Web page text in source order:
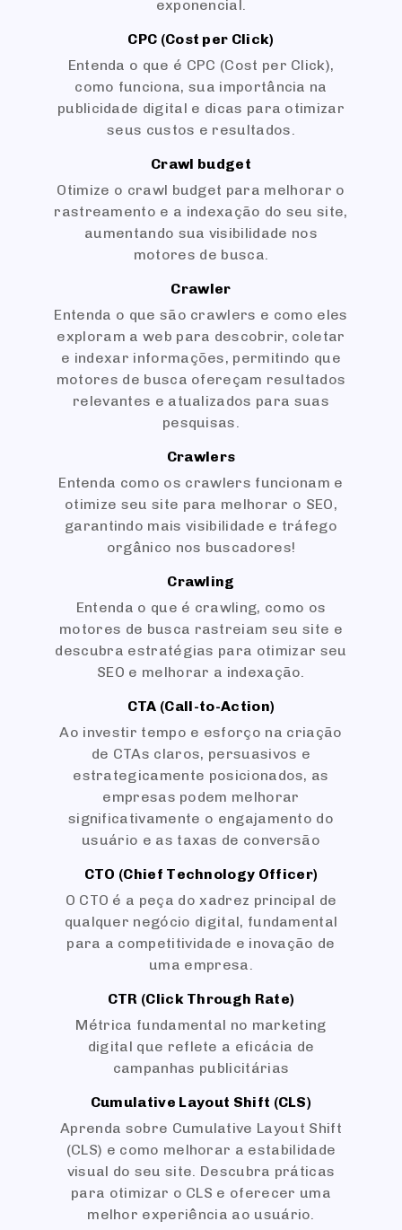
exponencial.
CPC (Cost per Click)
Entenda o que é CPC (Cost per Click),
como funciona, sua importância na
publicidade digital e dicas para otimizar
seus custos e resultados.
Crawl budget
Otimize o crawl budget para melhorar o
rastreamento e a indexação do seu site,
aumentando sua visibilidade nos
motores de busca.
Crawler
Entenda o que são crawlers e como eles
exploram a web para descobrir, coletar
e indexar informações, permitindo que
motores de busca ofereçam resultados
relevantes e atualizados para suas
pesquisas.
Crawlers
Entenda como os crawlers funcionam e
otimize seu site para melhorar o SEO,
garantindo mais visibilidade e tráfego
orgânico nos buscadores!
Crawling
Entenda o que é crawling, como os
motores de busca rastreiam seu site e
descubra estratégias para otimizar seu
SEO e melhorar a indexação.
CTA (Call-to-Action)
Ao investir tempo e esforço na criação
de CTAs claros, persuasivos e
estrategicamente posicionados, as
empresas podem melhorar
significativamente o engajamento do
usuário e as taxas de conversão
CTO (Chief Technology Officer)
O CTO é a peça do xadrez principal de
qualquer negócio digital, fundamental
para a competitividade e inovação de
uma empresa.
CTR (Click Through Rate)
Métrica fundamental no marketing
digital que reflete a eficácia de
campanhas publicitárias
Cumulative Layout Shift (CLS)
Aprenda sobre Cumulative Layout Shift
(CLS) e como melhorar a estabilidade
visual do seu site. Descubra práticas
para otimizar o CLS e oferecer uma
melhor experiência ao usuário.